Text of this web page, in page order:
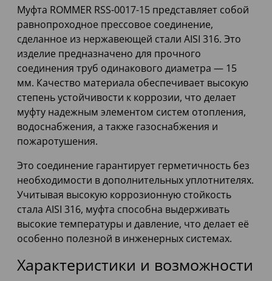
Муфта ROMMER RSS-0017-15 представляет собой
равнопроходное прессовое соединение,
сделанное из нержавеющей стали AISI 316. Это
изделие предназначено для прочного
соединения труб одинакового диаметра — 15
мм. Качество материала обеспечивает высокую
степень устойчивости к коррозии, что делает
муфту надежным элементом систем отопления,
водоснабжения, а также газоснабжения и
пожаротушения.
Это соединение гарантирует герметичность без
необходимости в дополнительных уплотнителях.
Учитывая высокую коррозионную стойкость
стала AISI 316, муфта способна выдерживать
высокие температуры и давление, что делает её
особенно полезной в инженерных системах.
Характеристики и возможности